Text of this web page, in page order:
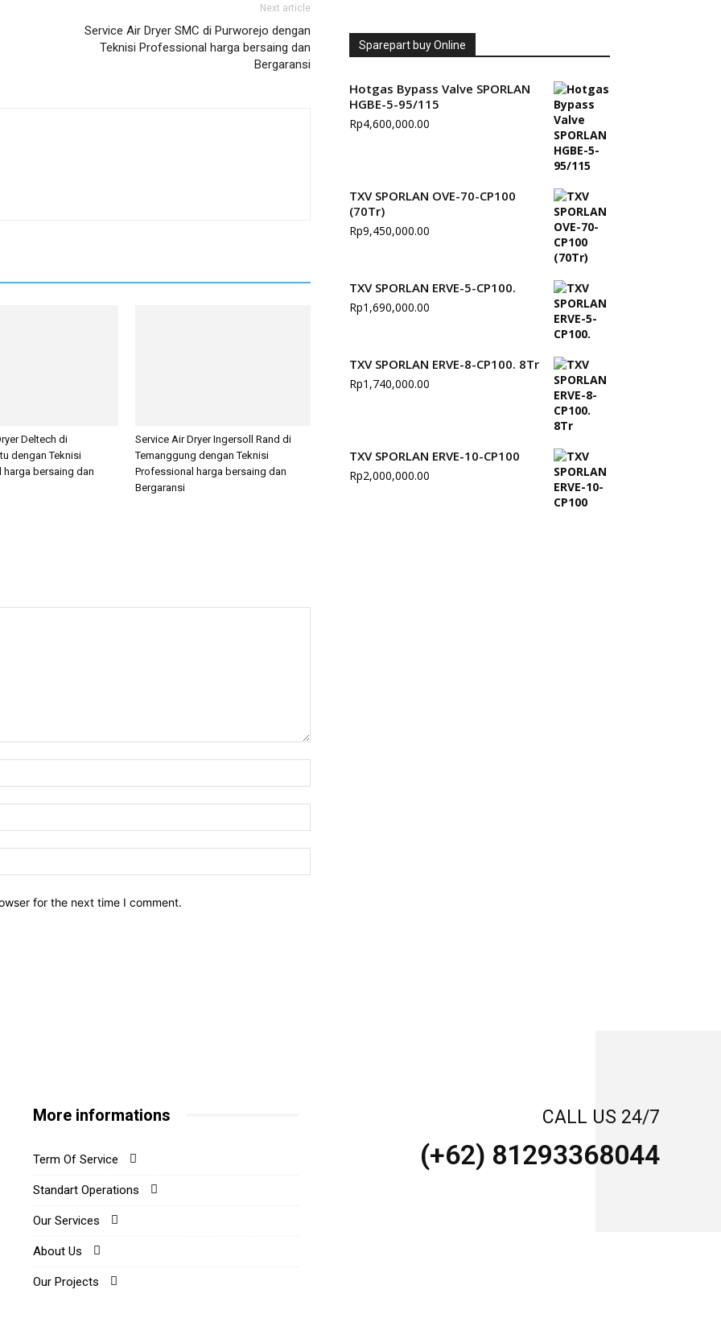
Next article
Service Air Dryer SMC di Purworejo dengan
Teknisi Professional harga bersaing dan
Bergaransi
Deltech di
dengan Teknisi
harga bersaing dan
Service Air Dryer Ingersoll Rand di
Temanggung dengan Teknisi
Professional harga bersaing dan
Bergaransi
for the next time I comment.
Sparepart buy Online
Hotgas Bypass Valve SPORLAN
HGBE-5-95/115
Rp4,600,000.00
TXV SPORLAN OVE-70-CP100
(70Tr)
Rp9,450,000.00
TXV SPORLAN ERVE-5-CP100.
Rp1,690,000.00
TXV SPORLAN ERVE-8-CP100. 8Tr
Rp1,740,000.00
TXV SPORLAN ERVE-10-CP100
Rp2,000,000.00
More informations
Term Of Service
Standart Operations
Our Services
About Us
Our Projects
CALL US 24/7
(+62) 81293368044